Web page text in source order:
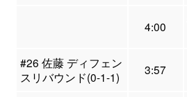
4:00
#26 佐藤 ディフェン
スリバウンド(0-1-1)
3:57